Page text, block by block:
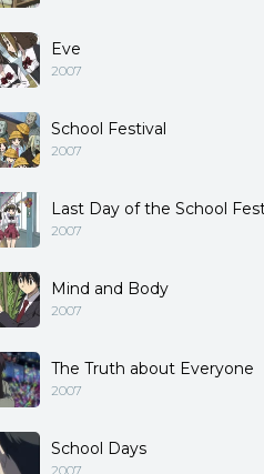
Eve
2007
School Festival
2007
Last Day of the School
2007
Mind and Body
2007
The Truth about Everyone
2007
School Days
2007